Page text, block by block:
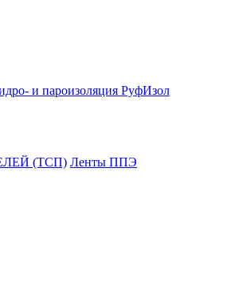
и пароизоляция РуфИзол
(ТСП) Ленты ППЭ